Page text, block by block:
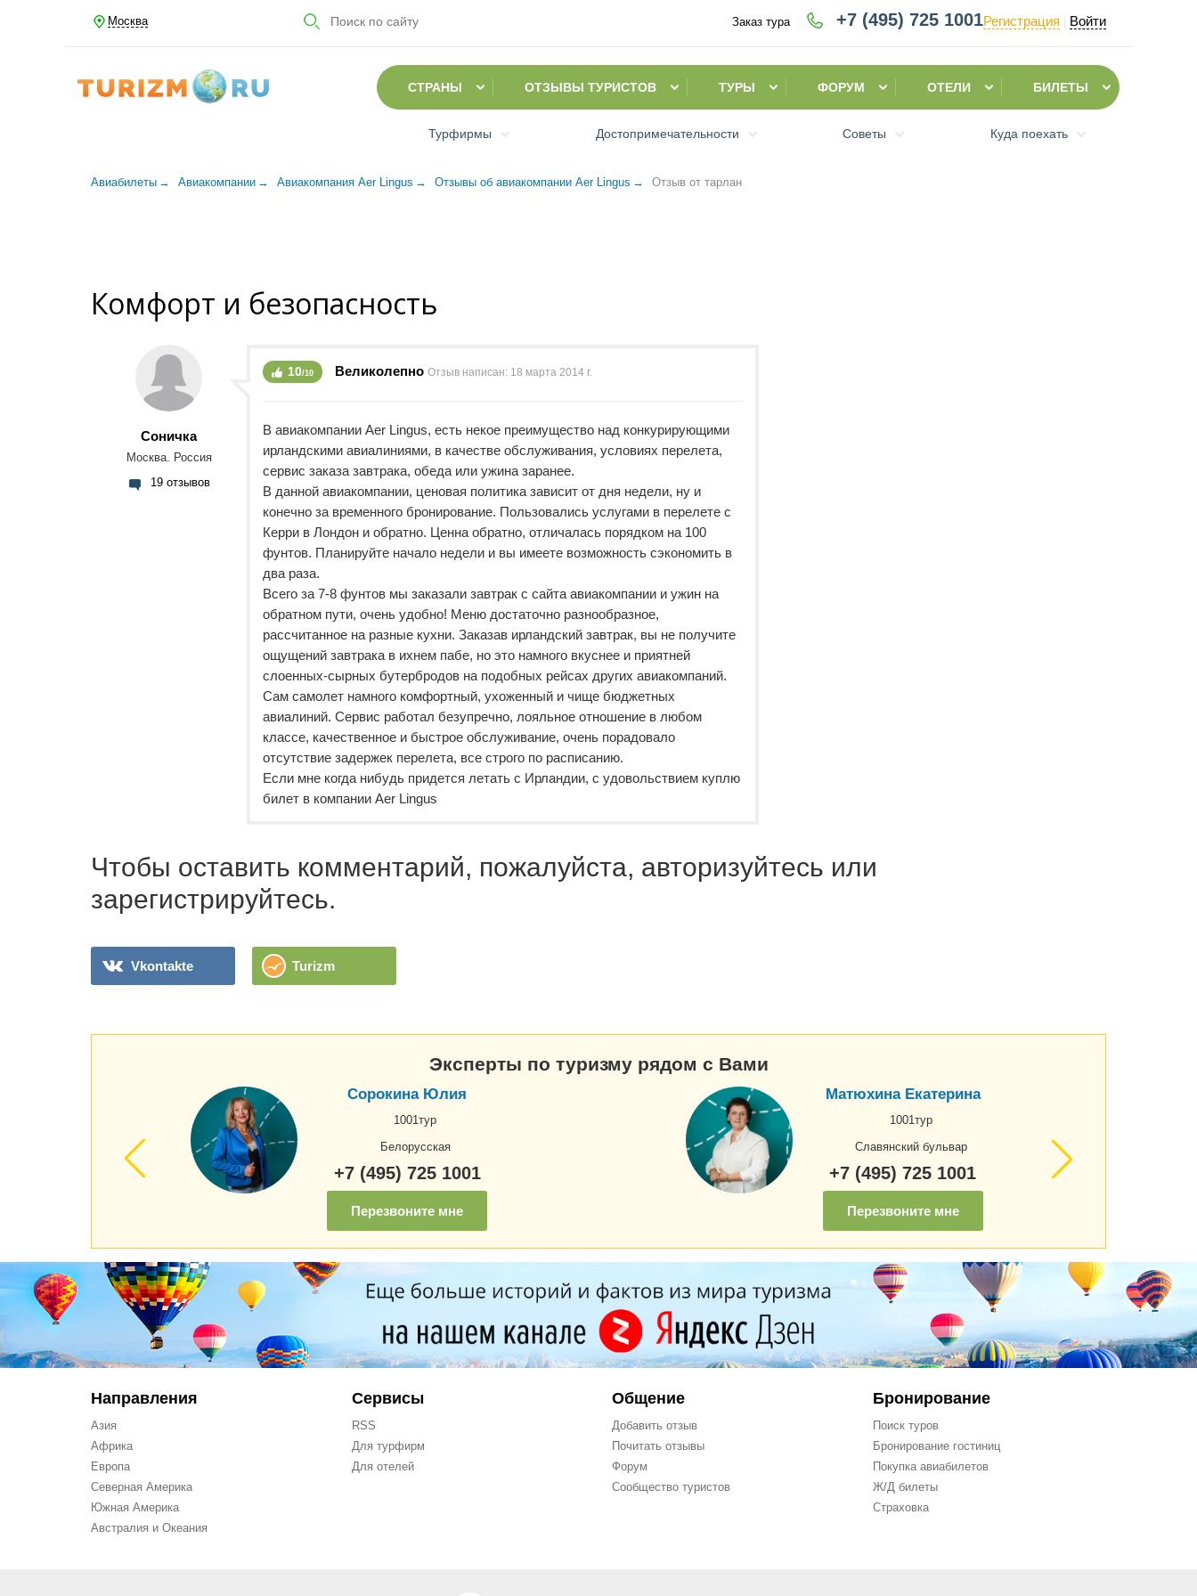
Москва Заказ тура +7 (495) 725 1001Регистрация Войти
СТРАНЫ ОТЗЫВЫ ТУРИСТОВ ТУРЫ ФОРУМ ОТЕЛИ БИЛЕТЫ
Турфирмы Достопримечательности Советы Куда поехать
Авиабилеты Авиакомпании Авиакомпания Aer Lingus Отзывы об авиакомпании Aer Lingus Отзыв от тарлан
Комфорт и безопасность
Coничка
Москва. Россия
19 отзывов
10/10 Великолепно Отзыв написан: 18 марта 2014 г.
В авиакомпании Aer Lingus, есть некое преимущество над конкурирующими
ирландскими авиалиниями, в качестве обслуживания, условиях перелета,
сервис заказа завтрака, обеда или ужина заранее.
В данной авиакомпании, ценовая политика зависит от дня недели, ну и
конечно за временного бронирование. Пользовались услугами в перелете с
Керри в Лондон и обратно. Ценна обратно, отличалась порядком на 100
фунтов. Планируйте начало недели и вы имеете возможность сэкономить в
два раза.
Всего за 7-8 фунтов мы заказали завтрак с сайта авиакомпании и ужин на
обратном пути, очень удобно! Меню достаточно разнообразное,
рассчитанное на разные кухни. Заказав ирландский завтрак, вы не получите
ощущений завтрака в ихнем пабе, но это намного вкуснее и приятней
слоенных-сырных бутербродов на подобных рейсах других авиакомпаний.
Сам самолет намного комфортный, ухоженный и чище бюджетных
авиалиний. Сервис работал безупречно, лояльное отношение в любом
классе, качественное и быстрое обслуживание, очень порадовало
отсутствие задержек перелета, все строго по расписанию.
Если мне когда нибудь придется летать с Ирландии, с удовольствием куплю
билет в компании Aer Lingus
Чтобы оставить комментарий, пожалуйста, авторизуйтесь или
зарегистрируйтесь.
Vkontakte Turizm
Эксперты по туризму рядом с Вами
Сорокина Юлия
1001тур
Белорусская
+7 (495) 725 1001
Перезвоните мне
Матюхина Екатерина
1001тур
Славянский бульвар
+7 (495) 725 1001
Перезвоните мне
Направления
Азия
Африка
Европа
Северная Америка
Южная Америка
Австралия и Океания
Сервисы
RSS
Для турфирм
Для отелей
Общение
Добавить отзыв
Почитать отзывы
Форум
Сообщество туристов
Бронирование
Поиск туров
Бронирование гостиниц
Покупка авиабилетов
Ж/Д билеты
Страховка